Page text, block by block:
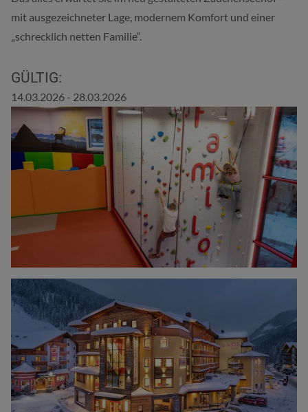
mit ausgezeichneter Lage, modernem Komfort und einer
„schrecklich netten Familie“.
GÜLTIG:
14.03.2026 - 28.03.2026